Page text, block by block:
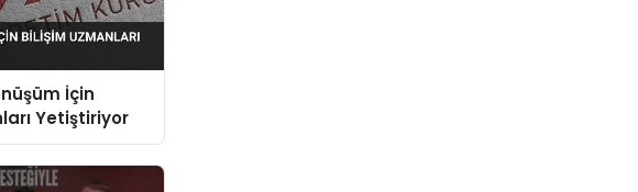
İçin
Yetiştiriyor